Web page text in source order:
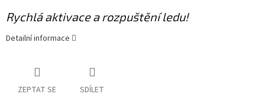
Rychlá aktivace a rozpuštění ledu!
Detailní informace
ZEPTAT SE SDÍLET